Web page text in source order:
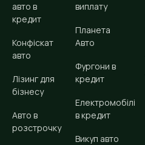
авто в
кредит
Конфіскат
авто
Лізинг для
бізнесу
Авто в
розстрочку
виплату
Планета
Авто
Фургони в
кредит
Електромобілі
в кредит
Викуп авто